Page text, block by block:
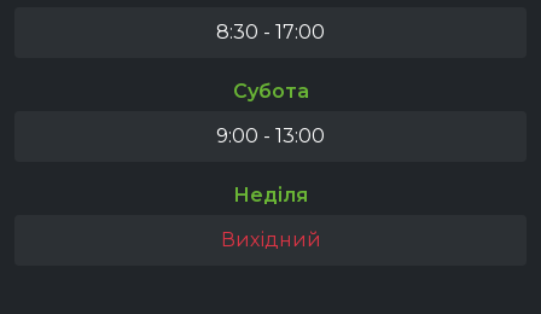
8:30 - 17:00
Субота
9:00 - 13:00
Неділя
Вихідний